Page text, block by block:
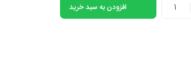
افزودن به سبد خرید